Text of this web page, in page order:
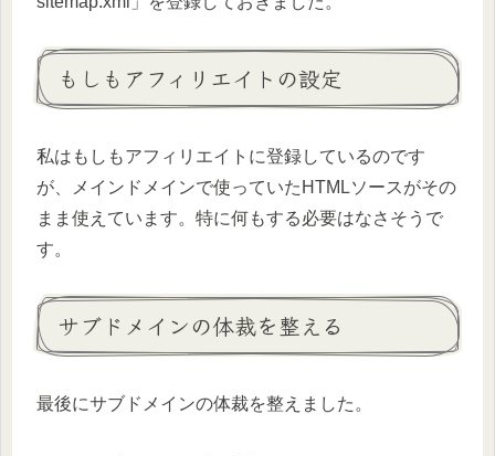
もしもアフィリエイトの設定
私はもしもアフィリエイトに登録しているのです
が、メインドメインで使っていたHTMLソースがその
まま使えています。特に何もする必要はなさそうで
す。
サブドメインの体裁を整える
最後にサブドメインの体裁を整えました。